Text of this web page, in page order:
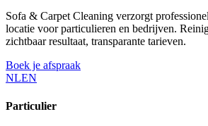
Sofa & Carpet Cleaning verzorgt
locatie voor particulieren en bedrijven.
zichtbaar resultaat, transparante tarieven.
Boek je afspraak
NLEN
Particulier